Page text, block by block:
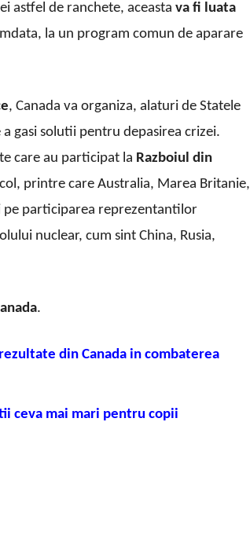
astfel de ranchete, aceasta va fi luata
la un program comun de aparare
, Canada va organiza, alaturi de Statele
gasi solutii pentru depasirea crizei.
care au participat la Razboiul din
printre care Australia, Marea Britanie,
pe participarea reprezentantilor
nuclear, cum sint China, Rusia,
.
din Canada in combaterea
ceva mai mari pentru copii